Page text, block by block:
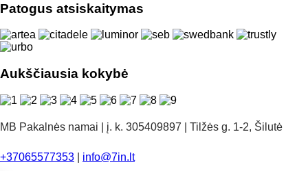
Patogus atsiskaitymas
Aukščiausia kokybė
MB Pakalnės namai | į. k. 305409897 | Tilžės g. 1-2, Šilutė
+37065577353 info@7in.lt